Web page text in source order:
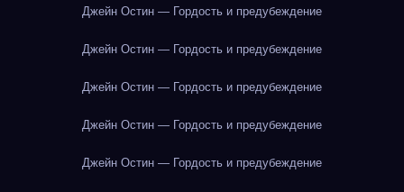
Джейн Остин — Гордость и предубеждение
Джейн Остин — Гордость и предубеждение
Джейн Остин — Гордость и предубеждение
Джейн Остин — Гордость и предубеждение
Джейн Остин — Гордость и предубеждение